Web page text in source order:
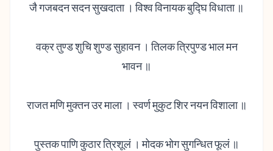
जै गजबदन सदन सुखदाता । विश्व विनायक बुद्घि विधाता ॥
वक्र तुण्ड शुचि शुण्ड सुहावन । तिलक त्रिपुण्ड भाल मन
भावन ॥
राजत मणि मुक्तन उर माला । स्वर्ण मुकुट शिर नयन विशाला ॥
पुस्तक पाणि कुठार त्रिशूलं । मोदक भोग सुगन्धित फूलं ॥